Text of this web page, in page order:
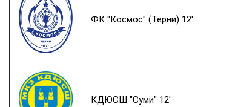
ФК "Космос" (Терни) 12'
КДЮСШ "Суми" 12'